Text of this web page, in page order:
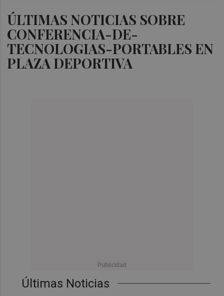
ÚLTIMAS NOTICIAS SOBRE
CONFERENCIA-DE-
TECNOLOGIAS-PORTABLES EN
PLAZA DEPORTIVA
Últimas Noticias